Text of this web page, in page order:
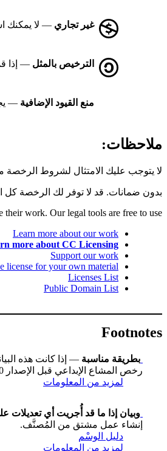
غير تجاري — لا يمكنك
الترخيص بالمثل — إذا
منع القيود الإضافية —
ملاحظات:
لا يتوجب عليك الامتثال لشروط
بدون ضمانات. قد لا توفر لك الرخصة كل
work. Our legal tools are free to use.
Learn more about our work
more about CC Licensing
Support our work
license for your own material.
Licenses List
Public Domain List
Footnotes
بطريقة مناسبة — إذا كانت هذه
رخص المشاع الإبداعي قبل الإصدار 4.0 تتطلب منك أيضاً النص على عنوان العمل إن كان متاحاً، وقد تكون هناك اختلافات طفيفة أخرى.
لمزيد من المعلومات
وبيان إذا ما قد أُجريت أي تعديلات
إنشاء عمل مشتق من المُصنَّف.
دليل الوسْم
لمزيد من المعلومات